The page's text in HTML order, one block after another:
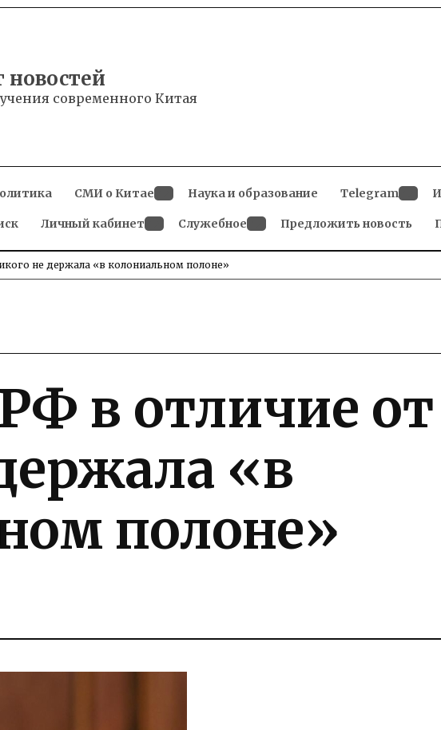
новостей
современного Китая
СМИ о Китае
dropdown
menu
Наука и образование Telegram
Личный кабинет
dropdown
menu
Служебное
dropdown
Предложить новость
не держала «в колониальном полоне»
в отличие от
«в
полоне»